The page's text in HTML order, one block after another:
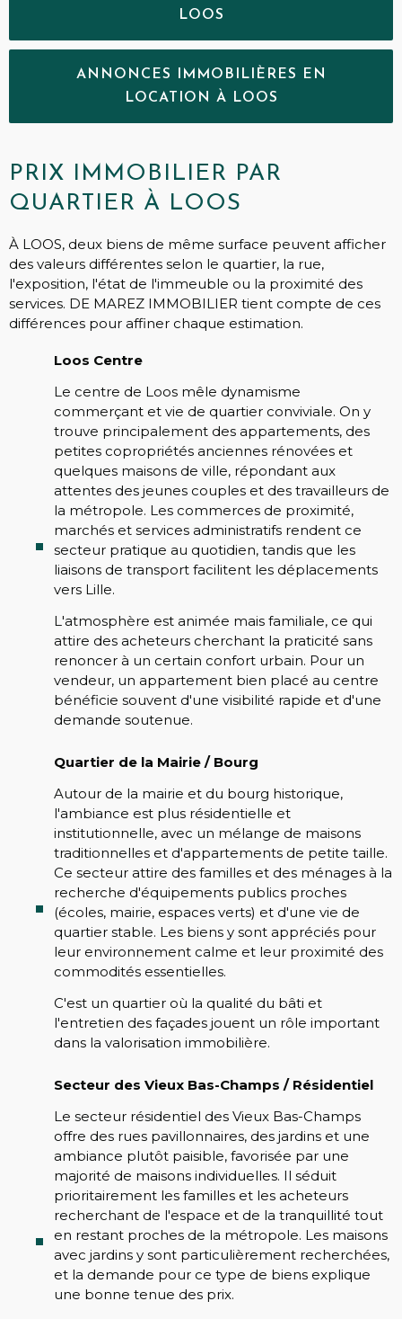
LOOS
ANNONCES IMMOBILIÈRES EN
LOCATION À LOOS
PRIX IMMOBILIER PAR
QUARTIER À LOOS
À LOOS, deux biens de même surface peuvent afficher
des valeurs différentes selon le quartier, la rue,
l'exposition, l'état de l'immeuble ou la proximité des
services. DE MAREZ IMMOBILIER tient compte de ces
différences pour affiner chaque estimation.
Loos Centre
Le centre de Loos mêle dynamisme
commerçant et vie de quartier conviviale. On y
trouve principalement des appartements, des
petites copropriétés anciennes rénovées et
quelques maisons de ville, répondant aux
attentes des jeunes couples et des travailleurs de
la métropole. Les commerces de proximité,
marchés et services administratifs rendent ce
secteur pratique au quotidien, tandis que les
liaisons de transport facilitent les déplacements
vers Lille.
L'atmosphère est animée mais familiale, ce qui
attire des acheteurs cherchant la praticité sans
renoncer à un certain confort urbain. Pour un
vendeur, un appartement bien placé au centre
bénéficie souvent d'une visibilité rapide et d'une
demande soutenue.
Quartier de la Mairie / Bourg
Autour de la mairie et du bourg historique,
l'ambiance est plus résidentielle et
institutionnelle, avec un mélange de maisons
traditionnelles et d'appartements de petite taille.
Ce secteur attire des familles et des ménages à la
recherche d'équipements publics proches
(écoles, mairie, espaces verts) et d'une vie de
quartier stable. Les biens y sont appréciés pour
leur environnement calme et leur proximité des
commodités essentielles.
C'est un quartier où la qualité du bâti et
l'entretien des façades jouent un rôle important
dans la valorisation immobilière.
Secteur des Vieux Bas-Champs / Résidentiel
Le secteur résidentiel des Vieux Bas-Champs
offre des rues pavillonnaires, des jardins et une
ambiance plutôt paisible, favorisée par une
majorité de maisons individuelles. Il séduit
prioritairement les familles et les acheteurs
recherchant de l'espace et de la tranquillité tout
en restant proches de la métropole. Les maisons
avec jardins y sont particulièrement recherchées,
et la demande pour ce type de biens explique
une bonne tenue des prix.